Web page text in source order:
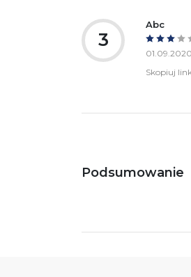
3
Abc
01.09.2020
Skopiuj
Podsumowanie